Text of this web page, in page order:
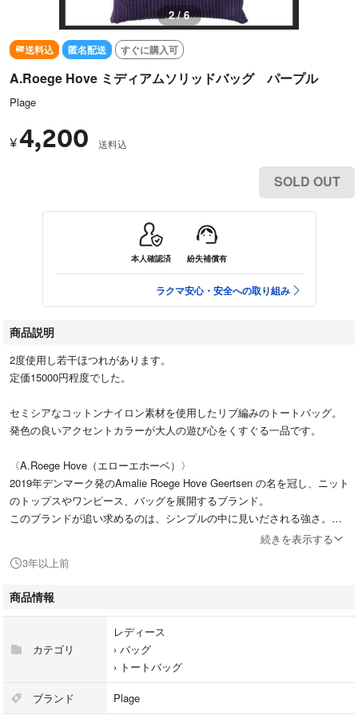
3 / 6
送料込 匿名配送 すぐに購入可
A.Roege Hove ミディアムソリッドバッグ パープル
Plage
¥4,200 送料込
SOLD OUT
本人確認済 紛失補償有
ラクマ安心・安全への取り組み
商品説明
2度使用し若干ほつれがあります。
定価15000円程度でした。
セミシアなコットンナイロン素材を使用したリブ編みのトートバッグ。
発色の良いアクセントカラーが大人の遊び心をくすぐる一品です。
〈A.Roege Hove（エローエホーベ）〉
2019年デンマーク発のAmalie Roege Hove Geertsen の名を冠し、ニット
のトップスやワンピース、バッグを展開するブランド。
このブランドが追い求めるのは、シンプルの中に見いだされる強さ。
沈着冷静でありつつも挑発的で遊び心にあふれる試みを通じ、身体と衣服
続きを表示する
3年以上前
商品情報
カテゴリ
レディース
› バッグ
› トートバッグ
ブランド Plage